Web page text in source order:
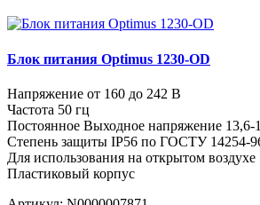
Блок питания Optimus 1230-OD
Напряжение от 160 до 242 В
Частота 50 гц
Постоянное Выходное напряжение 13,6-
Степень защиты IP56 по ГОСТУ 14254-
Для использования на открытом воздухе
Пластиковый корпус